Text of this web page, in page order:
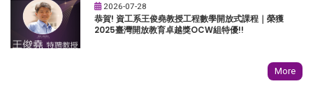
2026-07-28
恭賀! 資工系王俊堯教授工程數學開放式課程｜榮獲
2025臺灣開放教育卓越獎OCW組特優!!
More